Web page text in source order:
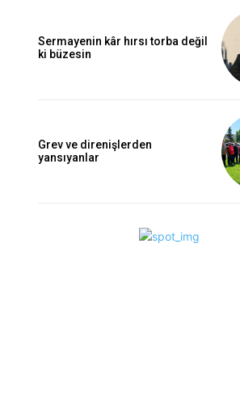
Sermayenin kâr hırsı torba değil
ki büzesin
Grev ve direnişlerden
yansıyanlar